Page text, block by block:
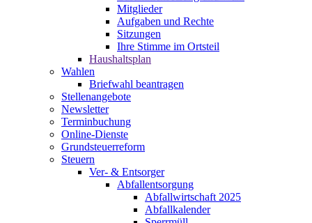
Mitglieder
Aufgaben und Rechte
Sitzungen
Ihre Stimme im Ortsteil
Haushaltsplan
Wahlen
Briefwahl beantragen
Stellenangebote
Newsletter
Terminbuchung
Online-Dienste
Grundsteuerreform
Steuern
Ver- & Entsorger
Abfallentsorgung
Abfallwirtschaft 2025
Abfallkalender